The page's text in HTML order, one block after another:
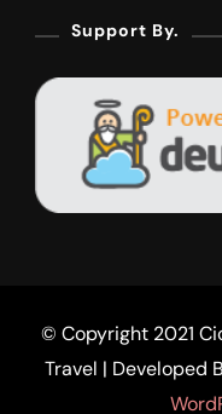
Support By.
© Copyright 2021
Travel | Developed